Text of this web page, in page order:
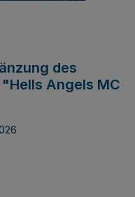
des
Angels MC